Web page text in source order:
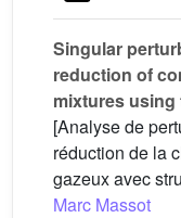
Singular
reduction of
mixtures
[Analyse de
réduction de la
gazeux avec
Marc Massot